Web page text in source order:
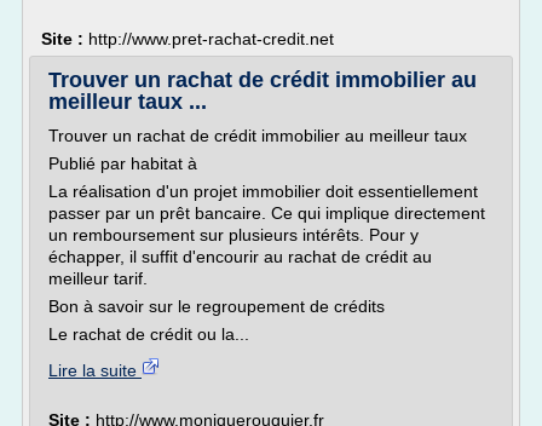
Site : http://www.pret-rachat-credit.net
Trouver un rachat de crédit immobilier au
meilleur taux ...
Trouver un rachat de crédit immobilier au meilleur taux
Publié par habitat à
La réalisation d'un projet immobilier doit essentiellement
passer par un prêt bancaire. Ce qui implique directement
un remboursement sur plusieurs intérêts. Pour y
échapper, il suffit d'encourir au rachat de crédit au
meilleur tarif.
Bon à savoir sur le regroupement de crédits
Le rachat de crédit ou la...
Lire la suite
Site : http://www.moniquerouquier.fr